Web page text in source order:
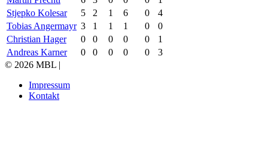
Stjepko Kolesar
5 2 1 6 0
4
Tobias Angermayr 3 1 1 1 0
0
Christian Hager
0 0 0 0 0
1
Andreas Karner
0 0 0 0 0
3
© 2026 MBL |
Impressum
Kontakt